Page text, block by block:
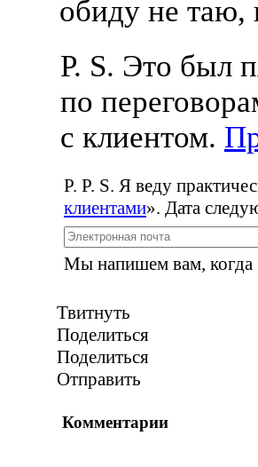
обиду не
P. S. Это был
по
с клиентом.
P. P. S. Я веду
клиентами». Дата
Мы напишем вам, когда
Твитнуть
Поделиться
Поделиться
Отправить
Комментарии